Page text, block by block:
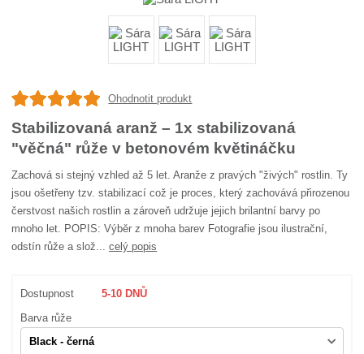
Ohodnotit produkt
Stabilizovaná aranž – 1x stabilizovaná
"věčná" růže v betonovém květináčku
Zachová si stejný vzhled až 5 let. Aranže z pravých "živých" rostlin. Ty
jsou ošetřeny tzv. stabilizací což je proces, který zachovává přirozenou
čerstvost našich rostlin a zároveň udržuje jejich brilantní barvy po
mnoho let. POPIS: Výběr z mnoha barev Fotografie jsou ilustrační,
odstín růže a slož...celý popis
Dostupnost 5-10 DNŮ
Barva růže